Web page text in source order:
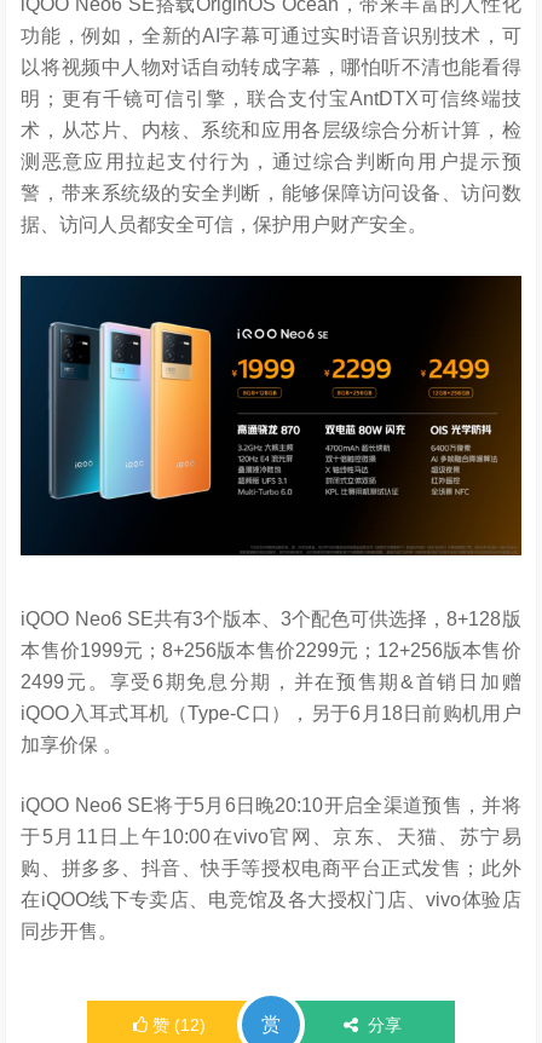
iQOO Neo6 SE搭载OriginOS Ocean，带来丰富的人性化
功能，例如，全新的AI字幕可通过实时语音识别技术，可
以将视频中人物对话自动转成字幕，哪怕听不清也能看得
明；更有千镜可信引擎，联合支付宝AntDTX可信终端技
术，从芯片、内核、系统和应用各层级综合分析计算，检
测恶意应用拉起支付行为，通过综合判断向用户提示预
警，带来系统级的安全判断，能够保障访问设备、访问数
据、访问人员都安全可信，保护用户财产安全。
iQOO Neo6 SE共有3个版本、3个配色可供选择，8+128版
本售价1999元；8+256版本售价2299元；12+256版本售价
2499元。享受6期免息分期，并在预售期&首销日加赠
iQOO入耳式耳机（Type-C口），另于6月18日前购机用户
加享价保 。
iQOO Neo6 SE将于5月6日晚20:10开启全渠道预售，并将
于5月11日上午10:00在vivo官网、京东、天猫、苏宁易
购、拼多多、抖音、快手等授权电商平台正式发售；此外
在iQOO线下专卖店、电竞馆及各大授权门店、vivo体验店
同步开售。
赞 (12) 赏 分享